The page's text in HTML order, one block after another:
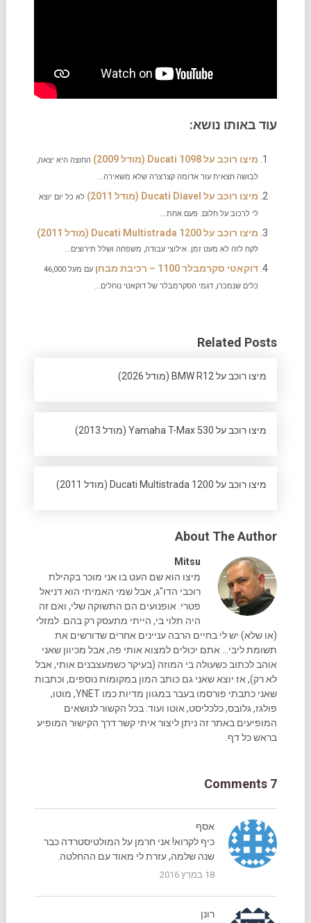
עוד באותו נושא:
מיצו רוכב על Ducati 1098 (מודל 2009)
החוצה היא יצאה,
לבושה חצאית עור אדומה קצרצרה שלא משאירה...
מיצו רוכב על Ducati Diavel (מודל 2011)
לא כל יום יוצא
לי לרכוב על חלום. פעם אחת...
מיצו רוכב על Ducati Multistrada 1200 (מודל 2011)
לקח לזה לא מעט זמן. אילוצי עבודה, משפחה ושלל תירוצים...
דוקאטי סקרמבלר 1100 – רכיבת מבחן
עם מעל 46,000
כלים שנמכרו, דגמי הסקרמבלר של דוקאטי נוחלים...
Related Posts
מיצו רוכב על BMW R12 (מודל 2026)
מיצו רוכב על Yamaha T-Max 530 (מודל 2013)
מיצו רוכב על Ducati Multistrada 1200 (מודל 2011)
About The Author
Mitsu
מיצו הוא שם העט בו אני מוכר בקהילת
רוכבי הדו"ג, אבל שמי האמיתי הוא דניאל
פטרי. אופנועים הם התשוקה שלי, ואם זה
היה תלוי בי, הייתי מתעסק רק בהם. למזלי
(או שלא) יש לי בחיים הרבה עניינים אחרים שדורשים את
תשומת ליבי... אתם יכולים למצוא אותי פה, אבל מכיוון שאני
אוהב לכתוב כשעולה בי המוזה (בעיקר כשמעצבנים אותי, אבל
לא רק), אז יוצא שאני גם כותב המון במקומות נוספים, וכתבות
שאני כתבתי פורסמו בעבר במגוון מדיות כמו YNET, מוטו,
פולגז, גלובס, כלכליסט, אוטו ועוד. בכל הקשור לנושאים
המופיעים באתר זה ניתן ליצור איתי קשר דרך הקישור המופיע
בראש כל דף.
7 Comments
אסף
כיף לקרוא! אני חרמן על המולטיסטרדה כבר
שנה שלמה, עזרת לי מאוד עם ההחלטה.
18 במרץ 2016
רונן